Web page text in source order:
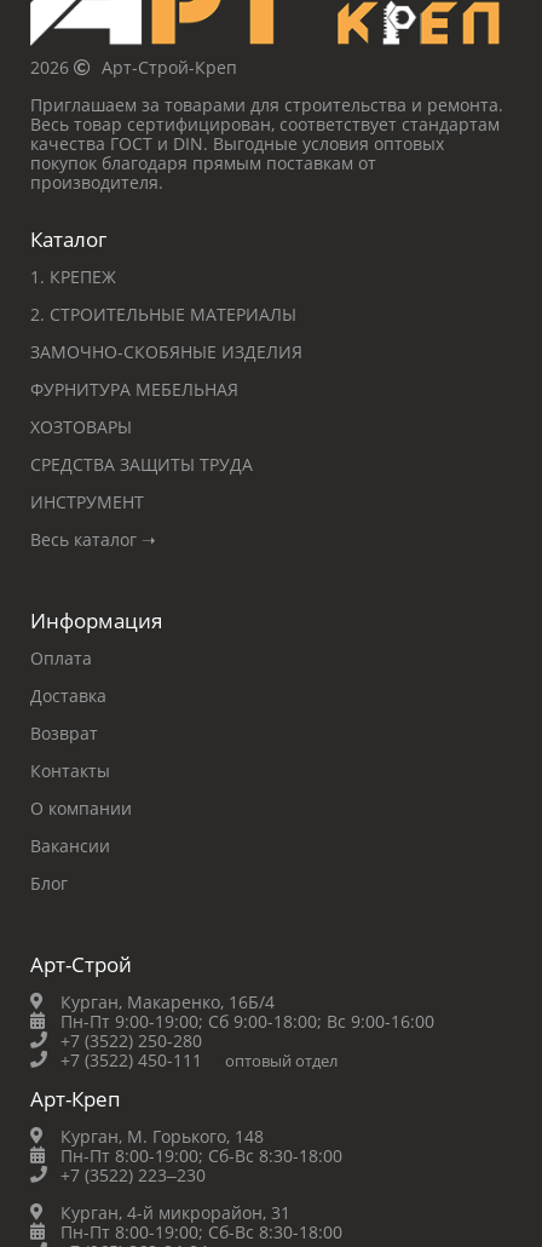
2026
Арт-Строй-Креп
Приглашаем за товарами для строительства и ремонта.
Весь товар сертифицирован, соответствует стандартам
качества ГОСТ и DIN. Выгодные условия оптовых
покупок благодаря прямым поставкам от
производителя.
Каталог
1. КРЕПЕЖ
2. СТРОИТЕЛЬНЫЕ МАТЕРИАЛЫ
ЗАМОЧНО-СКОБЯНЫЕ ИЗДЕЛИЯ
ФУРНИТУРА МЕБЕЛЬНАЯ
ХОЗТОВАРЫ
СРЕДСТВА ЗАЩИТЫ ТРУДА
ИНСТРУМЕНТ
Весь каталог ➝
Информация
Оплата
Доставка
Возврат
Контакты
О компании
Вакансии
Блог
Арт-Строй
Курган, Макаренко, 16Б/4
Пн-Пт 9:00-19:00; Сб 9:00-18:00; Вс 9:00-16:00
+7 (3522) 250-280
+7 (3522) 450-111
оптовый отдел
Арт-Креп
Курган, М. Горького, 148
Пн-Пт 8:00-19:00; Сб-Вс 8:30-18:00
+7 (3522) 223‒230
Курган, 4-й микрорайон, 31
Пн-Пт 8:00-19:00; Сб-Вс 8:30-18:00